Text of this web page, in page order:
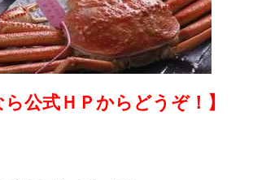
公式ＨＰからどうぞ！】